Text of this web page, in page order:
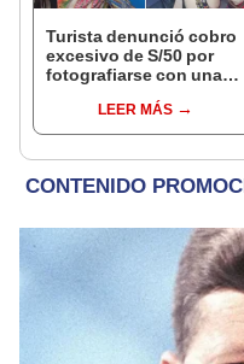
Turista denunció cobro
excesivo de S/50 por
fotografiarse con una
serenazgo recuperó el
dinero
LEER MÁS